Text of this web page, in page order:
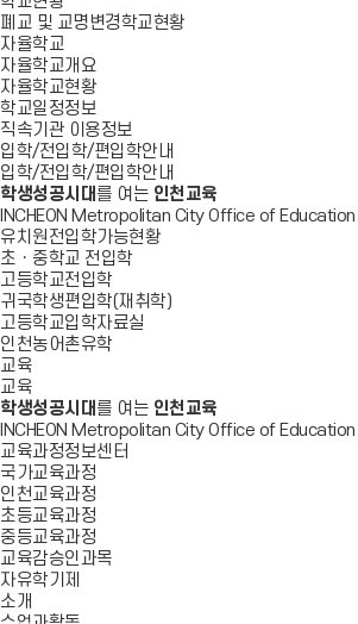
폐교 및 교명변경학교현황
자율학교
자율학교개요
자율학교현황
학교일정정보
직속기관 이용정보
입학/전입학/편입학안내
입학/전입학/편입학안내
학생성공시대 를 여는 인천교육
INCHEON Metropolitan City Office of Education
유치원전입학가능현황
초ㆍ중학교 전입학
고등학교전입학
귀국학생편입학(재취학)
고등학교입학자료실
인천농어촌유학
교육
교육
학생성공시대 를 여는 인천교육
INCHEON Metropolitan City Office of Education
교육과정정보센터
국가교육과정
인천교육과정
초등교육과정
중등교육과정
교육감승인과목
자유학기제
소개